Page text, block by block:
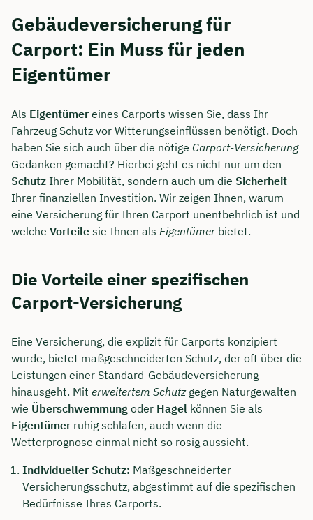
Gebäudeversicherung für
Carport: Ein Muss für jeden
Eigentümer
Als Eigentümer eines Carports wissen Sie, dass Ihr
Fahrzeug Schutz vor Witterungseinflüssen benötigt. Doch
haben Sie sich auch über die nötige Carport-Versicherung
Gedanken gemacht? Hierbei geht es nicht nur um den
Schutz Ihrer Mobilität, sondern auch um die Sicherheit
Ihrer finanziellen Investition. Wir zeigen Ihnen, warum
eine Versicherung für Ihren Carport unentbehrlich ist und
welche Vorteile sie Ihnen als Eigentümer bietet.
Die Vorteile einer spezifischen
Carport-Versicherung
Eine Versicherung, die explizit für Carports konzipiert
wurde, bietet maßgeschneiderten Schutz, der oft über die
Leistungen einer Standard-Gebäudeversicherung
hinausgeht. Mit erweitertem Schutzgegen Naturgewalten
wie Überschwemmung oder Hagel können Sie als
Eigentümer ruhig schlafen, auch wenn die
Wetterprognose einmal nicht so rosig aussieht.
Individueller Schutz: Maßgeschneiderter
Versicherungsschutz, abgestimmt auf die spezifischen
Bedürfnisse Ihres Carports.